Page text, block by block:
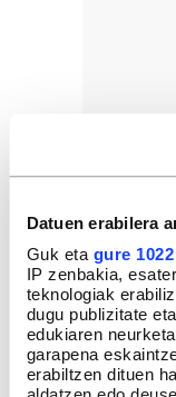
Datuen erabilera
Guk eta gure
IP zenbakia,
teknologiak
dugu publizitate
edukiaren
garapena
erabiltzen dituen